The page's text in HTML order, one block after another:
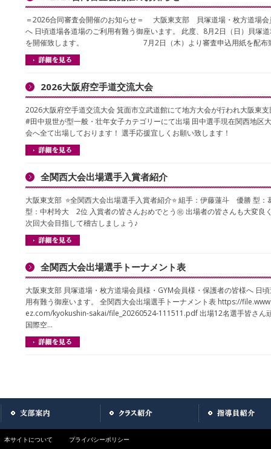
＝2026合同審査会開催のお知らせ＝ 大阪東支部 貝塚道場・枚方道場会
へ 日頃道場各道場のご利用有難う御座います。 此度、8月2日（日）貝塚
を開催致します。 7月2日（木）より審査申込用紙を配布致
2026大阪府空手道交流大会
2026大阪府空手道交流大会 箕面市立武道館にて地方大会が行われ大阪東
#田中規世が型一般・壮年女子カテゴリーにて出場 田中選手現在関西地区
会へ全て出場しております！ 選手応援宜しくお願い致します！
全関西大会出場選手入賞者紹介
大阪東支部 ⭐全関西大会出場選手入賞者紹介⭐ 組手：伊藤蓮斗 優勝 型
型：中村玲大 2位 入賞者の皆さんおめでとう㊗️ 出場者の皆さんも大変良
次回大会目指して稽古しましょう♪
全関西大会出場選手トーナメント表
大阪東支部 貝塚道場・枚方道場会員様・GYM会員様・保護者の皆様へ 日
用有難う御座います。 全関西大会出場選手トーナメント表 https://
ez.com/kyokushin-sakai/file_20260524-111511.pdf 出場12名選手皆さん
国際空…
本サイトについて プライバシーポリシー